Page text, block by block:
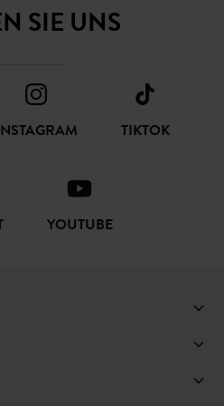
SIE UNS
TIKTOK
YOUTUBE